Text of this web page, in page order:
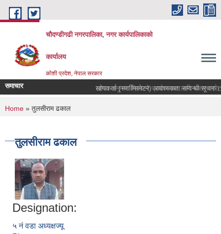
Skip to main content
चौदण्डीगढी नगरपालिका, नगर कार्यपालिकाको
कार्यालय
कोशी प्रदेश, नेपाल सरकार
समाचार खोपकर्ता (भ्याक्सिनेटर) आवश्यकता सम्वन्धी सूचना।
You are here
Home » तुलसीराम ढकाल
तुलसीराम ढकाल
Designation:
५ नं वडा अध्यक्षज्यू